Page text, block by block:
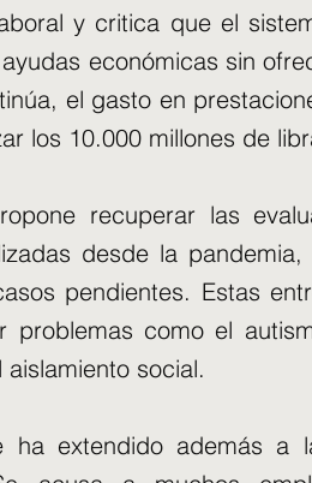
y critica que el
económicas sin
el gasto en
los 10.000 millones de
recuperar las
desde la
pendientes. Estas
problemas como el
social.
ha extendido además a